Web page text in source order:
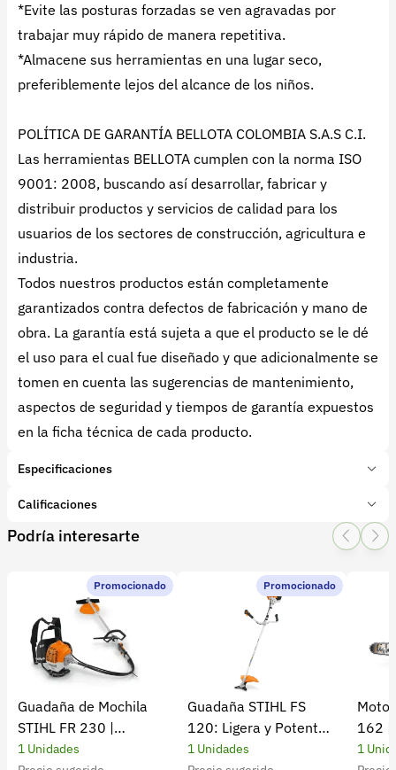
*Evite las posturas forzadas se ven agravadas por
trabajar muy rápido de manera repetitiva.
*Almacene sus herramientas en una lugar seco,
preferiblemente lejos del alcance de los niños.
POLÍTICA DE GARANTÍA BELLOTA COLOMBIA S.A.S C.I.
Las herramientas BELLOTA cumplen con la norma ISO
9001: 2008, buscando así desarrollar, fabricar y
distribuir productos y servicios de calidad para los
usuarios de los sectores de construcción, agricultura e
industria.
Todos nuestros productos están completamente
garantizados contra defectos de fabricación y mano de
obra. La garantía está sujeta a que el producto se le dé
el uso para el cual fue diseñado y que adicionalmente se
tomen en cuenta las sugerencias de mantenimiento,
aspectos de seguridad y tiempos de garantía expuestos
en la ficha técnica de cada producto.
Especificaciones
Marca:
BELLOTA
Tipo de producto:Insumo
Subcategoría:Herramientas manuales (Cuchillos, machetes,
Calificaciones
1 Star
2 Star
3 Star4 Star
0 calificaciones
5 Estrellas
4 Estrellas
3 Estrellas
2 Estrellas
1 Estrellas
Podría interesarte
Promocionado
Guadaña de Mochila
STIHL FR 230 |
Potencia y rendimiento
1 Unidades
Promocionado
Guadaña STIHL FS
120: Ligera y Potente
para el Campo
1 Unidades
162 |
1